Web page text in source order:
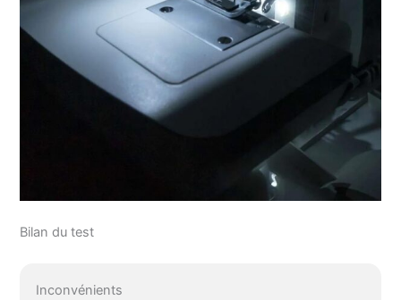
Bilan du test
Inconvénients